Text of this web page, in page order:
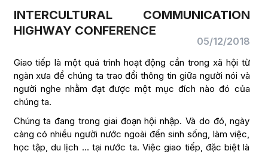
INTERCULTURAL COMMUNICATION
HIGHWAY CONFERENCE
05/12/2018
Giao tiếp là một quá trình hoạt động cần trong xã hội từ
ngàn xưa để chúng ta trao đổi thông tin giữa người nói và
người nghe nhằm đạt được một mục đích nào đó của
chúng ta.
Chúng ta đang trong giai đoạn hội nhập. Và do đó, ngày
càng có nhiều người nước ngoài đến sinh sống, làm việc,
học tập, du lịch … tại nước ta. Việc giao tiếp, đặc biệt là